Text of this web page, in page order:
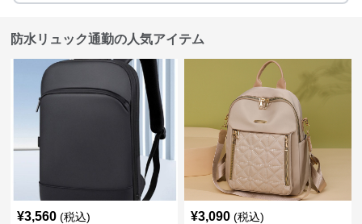
防水リュック通勤の人気アイテム
¥3,560 (税込) ¥3,090 (税込)